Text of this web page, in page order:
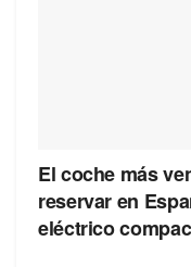
El coche más
reservar en
eléctrico